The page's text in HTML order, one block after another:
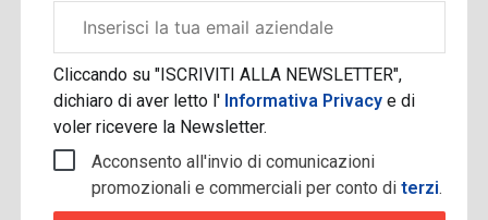
aziendale
Cliccando su "ISCRIVITI ALLA NEWSLETTER",
dichiaro di aver letto l' Informativa Privacye di
voler ricevere la Newsletter.
Acconsento all'invio di comunicazioni
promozionali e commerciali per conto diterzi.